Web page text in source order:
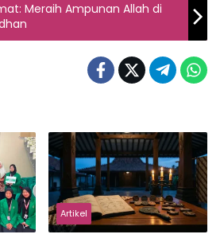
Meraih Ampunan Allah di
Artikel